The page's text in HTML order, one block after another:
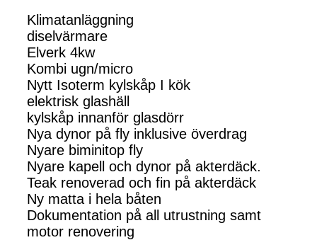
Klimatanläggning
diselvärmare
Elverk 4kw
Kombi ugn/micro
Nytt Isoterm kylskåp I kök
elektrisk glashäll
kylskåp innanför glasdörr
Nya dynor på fly inklusive överdrag
Nyare biminitop fly
Nyare kapell och dynor på akterdäck.
Teak renoverad och fin på akterdäck
Ny matta i hela båten
Dokumentation på all utrustning samt
motor renovering